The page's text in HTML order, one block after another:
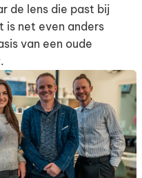
de lens die past bij
is net even anders
van een oude